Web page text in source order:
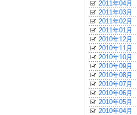
2011年04月
2011年03月
2011年02月
2011年01月
2010年12月
2010年11月
2010年10月
2010年09月
2010年08月
2010年07月
2010年06月
2010年05月
2010年04月